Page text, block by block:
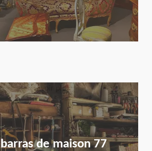
de maison 77
en savoir plus